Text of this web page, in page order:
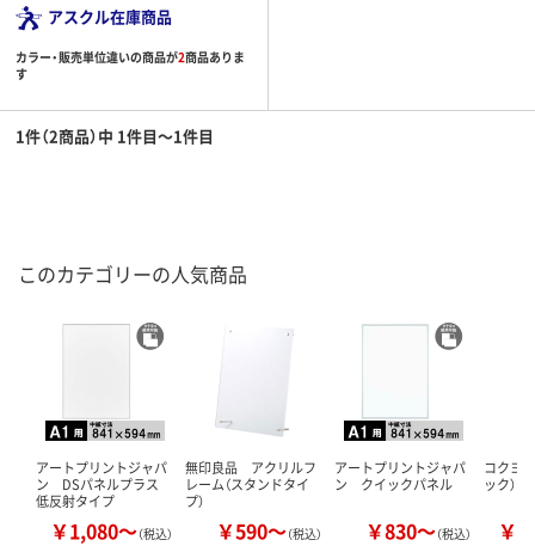
アスクル在庫商品
カラー・販売単位違いの商品が2商品ありま
す
1件（2商品）中 1件目～1件目
このカテゴリーの人気商品
アートプリントジャパ
ン DSパネルプラス
低反射タイプ
￥1,080～（税込）
無印良品 アクリルフ
レーム（スタンドタイ
プ）
￥590～（税込）
アートプリントジャパ
ン クイックパネル
￥830～（税込）
コクヨ
ック）
￥